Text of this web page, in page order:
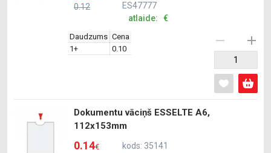
0.12
ES47777
atlaide: €
Daudzums Cena
1+
0.10
Dokumentu vāciņš ESSELTE A6,
112x153mm
0.14€
kods: 35141